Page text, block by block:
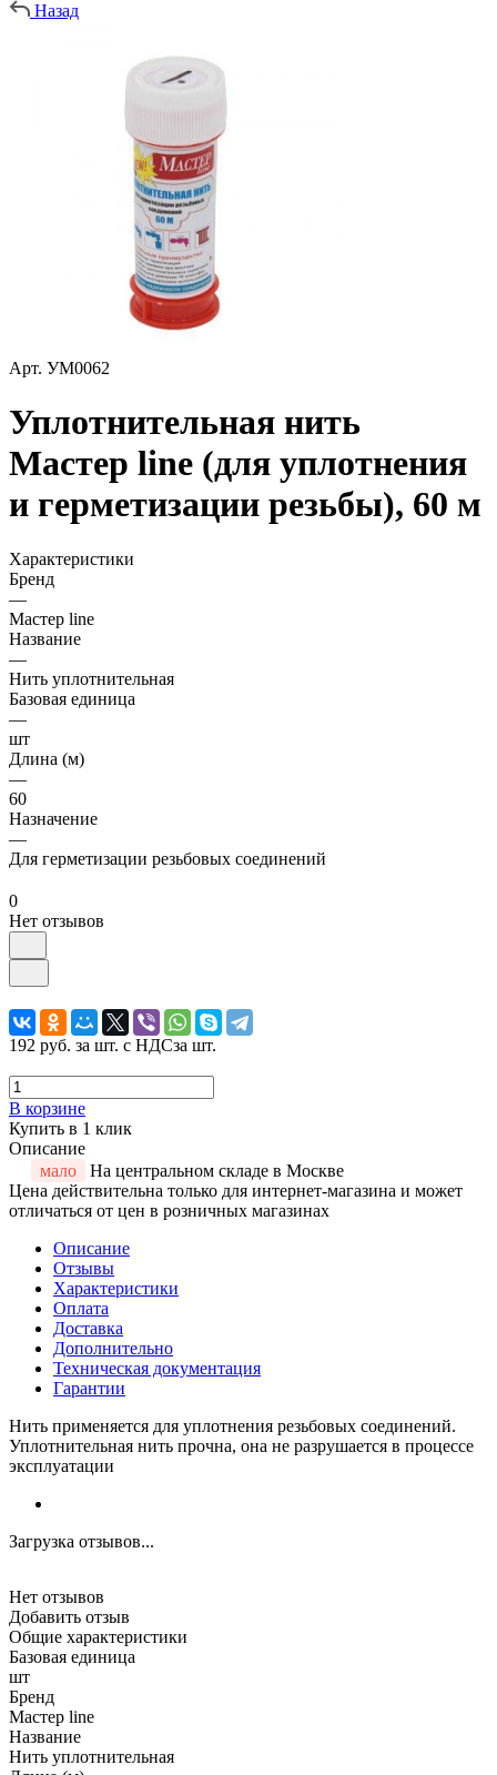
Назад
Арт. УМ0062
Уплотнительная нить
Мастер line (для уплотнения
и герметизации резьбы), 60 м
Характеристики
Бренд
—
Мастер line
Название
—
Нить уплотнительная
Базовая единица
—
шт
Длина (м)
—
60
Назначение
—
Для герметизации резьбовых соединений
0
Нет отзывов
192 руб. за шт. с НДСза шт.
В корзине
Купить в 1 клик
Описание
мало
На центральном складе в Москве
Цена действительна только для интернет-магазина и может
отличаться от цен в розничных магазинах
Описание
Отзывы
Характеристики
Оплата
Доставка
Дополнительно
Техническая документация
Гарантии
Нить применяется для уплотнения резьбовых соединений.
Уплотнительная нить прочна, она не разрушается в процессе
эксплуатации
Загрузка отзывов...
Нет отзывов
Добавить отзыв
Общие характеристики
Базовая единица
шт
Бренд
Мастер line
Название
Нить уплотнительная